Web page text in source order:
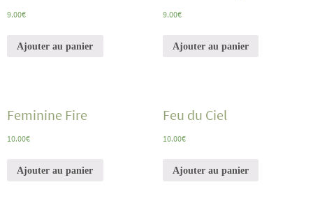
9.00€
Ajouter au panier
9.00€
Ajouter au panier
Feminine Fire
10.00€
Ajouter au panier
Feu du Ciel
10.00€
Ajouter au panier